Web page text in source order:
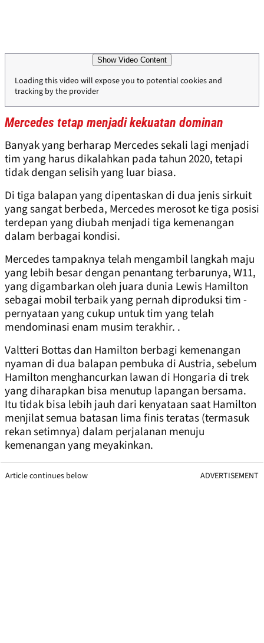
Show Video Content
Loading this video will expose you to potential cookies and
tracking by the provider
Mercedes tetap menjadi kekuatan dominan
Banyak yang berharap Mercedes sekali lagi menjadi
tim yang harus dikalahkan pada tahun 2020, tetapi
tidak dengan selisih yang luar biasa.
Di tiga balapan yang dipentaskan di dua jenis sirkuit
yang sangat berbeda, Mercedes merosot ke tiga posisi
terdepan yang diubah menjadi tiga kemenangan
dalam berbagai kondisi.
Mercedes tampaknya telah mengambil langkah maju
yang lebih besar dengan penantang terbarunya, W11,
yang digambarkan oleh juara dunia Lewis Hamilton
sebagai mobil terbaik yang pernah diproduksi tim -
pernyataan yang cukup untuk tim yang telah
mendominasi enam musim terakhir. .
Valtteri Bottas dan Hamilton berbagi kemenangan
nyaman di dua balapan pembuka di Austria, sebelum
Hamilton menghancurkan lawan di Hongaria di trek
yang diharapkan bisa menutup lapangan bersama.
Itu tidak bisa lebih jauh dari kenyataan saat Hamilton
menjilat semua batasan lima finis teratas (termasuk
rekan setimnya) dalam perjalanan menuju
kemenangan yang meyakinkan.
Article continues below ADVERTISEMENT